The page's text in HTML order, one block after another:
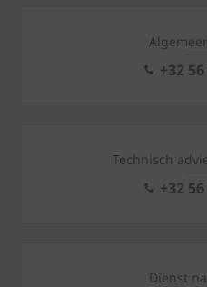
+32
Technisch
+32
Dienst